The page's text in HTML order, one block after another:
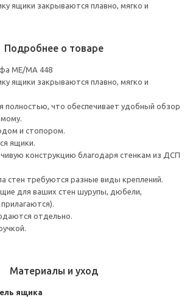
ящики закрываются плавно, мягко и
Подробнее о товаре
ME/MA 448
ящики закрываются плавно, мягко и
полностью, что обеспечивает удобный обзор
и стопором.
ящики.
конструкцию благодаря стенкам из ДСП
стен требуются разные виды креплений.
для ваших стен шурупы, дюбели,
отдельно.
Материалы и уход
ящика